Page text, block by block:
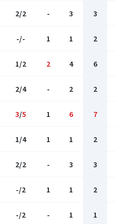
2/2 - 3 3
-/- 1 1 2
1/2 2 4 6
2/4 - 2 2
3/5 1 6 7
1/4 1 1 2
2/2 - 3 3
-/2 1 1 2
-/2 - 1 1